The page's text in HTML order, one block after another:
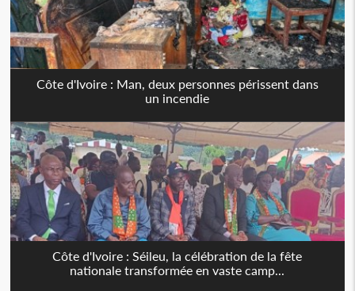
Côte d'Ivoire : Man, deux personnes périssent dans
un incendie
Côte d'Ivoire : Séileu, la célébration de la fête
nationale transformée en vaste camp...